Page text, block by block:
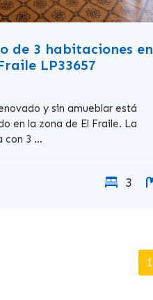
de 3 habitaciones en
LP33657
y sin amueblar está
en la zona de El Fraile. La
con 3 ...
3
1